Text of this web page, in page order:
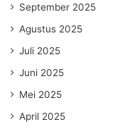
September 2025
Agustus 2025
Juli 2025
Juni 2025
Mei 2025
April 2025